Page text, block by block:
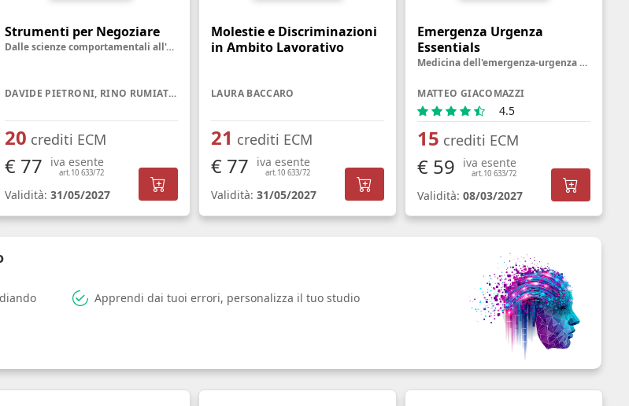
Strumenti per Negoziare
Dalle scienze comportamentali all'e-negotiation. Differenze individuali e culturali
DAVIDE PIETRONI, RINO RUMIATI, RICCARDO VIALE
20 crediti ECM
€ 77 iva esente
art.10 633/72
Validità: 31/05/2027
Molestie e Discriminazioni
in Ambito Lavorativo
LAURA BACCARO
21 crediti ECM
€ 77 iva esente
art.10 633/72
Validità:31/05/2027
Emergenza Urgenza
Essentials
Medicina dell'emergenza-urgenza a portata di mano, in concetti semplici, pratici e utili
MATTEO GIACOMAZZI
4.5
15 crediti ECM
€ 59 iva esente
art.10 633/72
Validità:08/03/2027
Apprendi dai tuoi errori, personalizza il tuo studio